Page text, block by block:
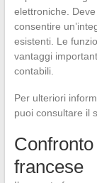
elettroniche.
consentire
esistenti. Le
vantaggi
contabili.
Per ulteriori
puoi consultare il
francese